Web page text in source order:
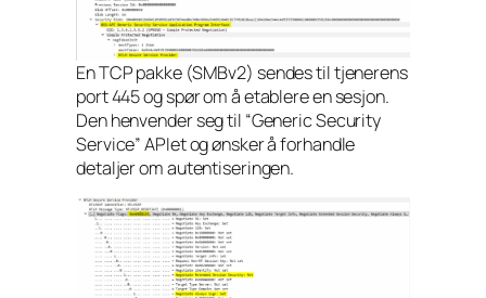
En TCP pakke (SMBv2) sendes til tjenerens
port 445 og spør om å etablere en sesjon.
Den henvender seg til “Generic Security
Service” APIet og ønsker å forhandle
detaljer om autentiseringen.